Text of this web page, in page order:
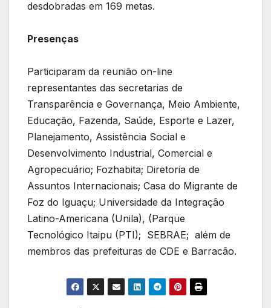
desdobradas em 169 metas.
Presenças
Participaram da reunião on-line
representantes das secretarias de
Transparência e Governança, Meio Ambiente,
Educação, Fazenda, Saúde, Esporte e Lazer,
Planejamento, Assistência Social e
Desenvolvimento Industrial, Comercial e
Agropecuário; Fozhabita; Diretoria de
Assuntos Internacionais; Casa do Migrante de
Foz do Iguaçu; Universidade da Integração
Latino-Americana (Unila), (Parque
Tecnológico Itaipu (PTI); SEBRAE; além de
membros das prefeituras de CDE e Barracão.